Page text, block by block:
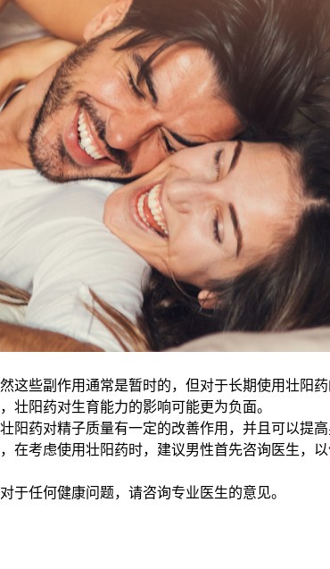
副作用通常是暂时的，但对于长期使用壮阳药
阳药对生育能力的影响可能更为负面。
药对精子质量有一定的改善作用，并且可以提
考虑使用壮阳药时，建议男性首先咨询医生，
任何健康问题，请咨询专业医生的意见。